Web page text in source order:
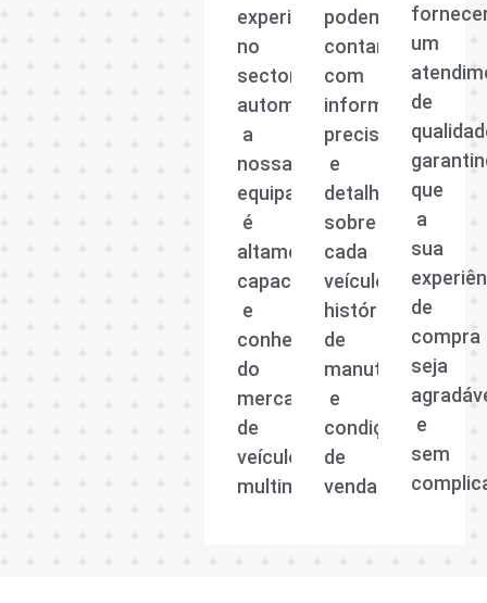
experiência
no
sector
automóvel,
a
nossa
equipa
é
altamente
capacitada
e
conhecedora
do
mercado
de
veículos
multimarcas.
podem
contar
com
informações
precisas
e
detalhadas
sobre
cada
veículo,
histórico
de
manutenção
e
condições
de
venda.
um
de
que
a
sua
de
compra
seja
e
sem